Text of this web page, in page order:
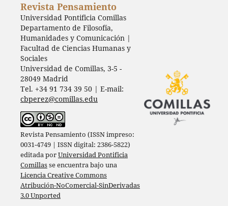
Revista Pensamiento
Universidad Pontificia Comillas
Departamento de Filosofía,
Humanidades y Comunicación |
Facultad de Ciencias Humanas y
Sociales
Universidad de Comillas, 3-5 -
28049 Madrid
Tel. +34 91 734 39 50 | E-mail:
cbperez@comillas.edu
Revista Pensamiento (ISSN impreso:
0031-4749 | ISSN digital: 2386-5822)
editada porUniversidad Pontificia
Comillasse encuentra bajo una
Licencia Creative Commons
Atribución-NoComercial-SinDerivadas
3.0 Unported